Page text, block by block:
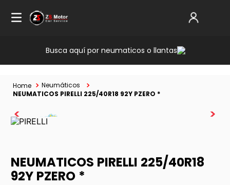
Busca aquí por neumaticos o llantas
Neumáticos
NEUMATICOS PIRELLI 225/40R18 92Y PZERO *
NEUMATICOS PIRELLI 225/40R18
92Y PZERO *